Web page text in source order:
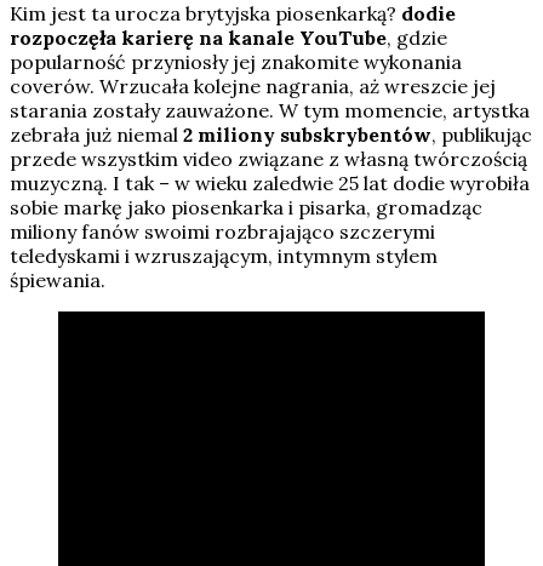
Kim jest ta urocza brytyjska piosenkarką? dodie
rozpoczęła karierę na kanale YouTube, gdzie
popularność przyniosły jej znakomite wykonania
coverów. Wrzucała kolejne nagrania, aż wreszcie jej
starania zostały zauważone. W tym momencie, artystka
zebrała już niemal 2 miliony subskrybentów, publikując
przede wszystkim video związane z własną twórczością
muzyczną. I tak – w wieku zaledwie 25 lat dodie wyrobiła
sobie markę jako piosenkarka i pisarka, gromadząc
miliony fanów swoimi rozbrajająco szczerymi
teledyskami i wzruszającym, intymnym stylem
śpiewania.